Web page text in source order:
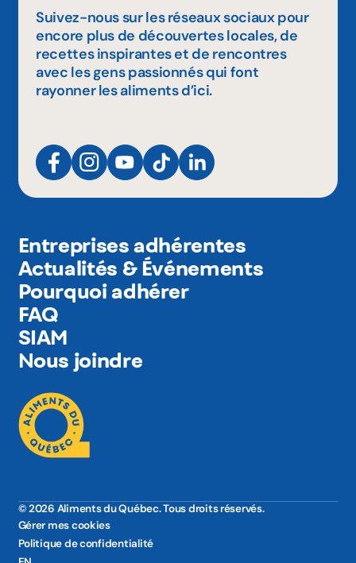
Suivez-nous sur les réseaux sociaux pour
encore plus de découvertes locales, de
recettes inspirantes et de rencontres
avec les gens passionnés qui font
rayonner les aliments d’ici.
Entreprises adhérentes
Actualités & Événements
Pourquoi adhérer
FAQ
SIAM
Nous joindre
© 2026 Aliments du Québec. Tous droits réservés.
Gérer mes cookies
Politique de confidentialité